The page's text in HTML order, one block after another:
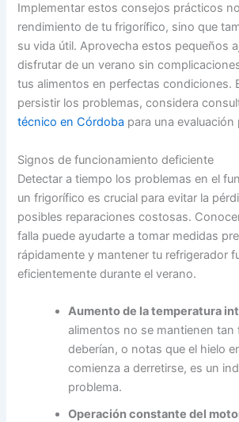
Implementar estos consejos prácticos
rendimiento de tu frigorífico, sino que
su vida útil. Aprovecha estos pequeños
disfrutar de un verano sin
tus alimentos en perfectas condiciones.
persistir los problemas, considera
técnico en Córdoba para una evaluación
Signos de funcionamiento deficiente
Detectar a tiempo los problemas en el
un frigorífico es crucial para evitar la
posibles reparaciones costosas.
falla puede ayudarte a tomar medidas
rápidamente y mantener tu refrigerador
eficientemente durante el verano.
Aumento de la temperatura
alimentos no se mantienen tan
deberían, o notas que el hielo
comienza a derretirse, es un
problema.
Operación constante del